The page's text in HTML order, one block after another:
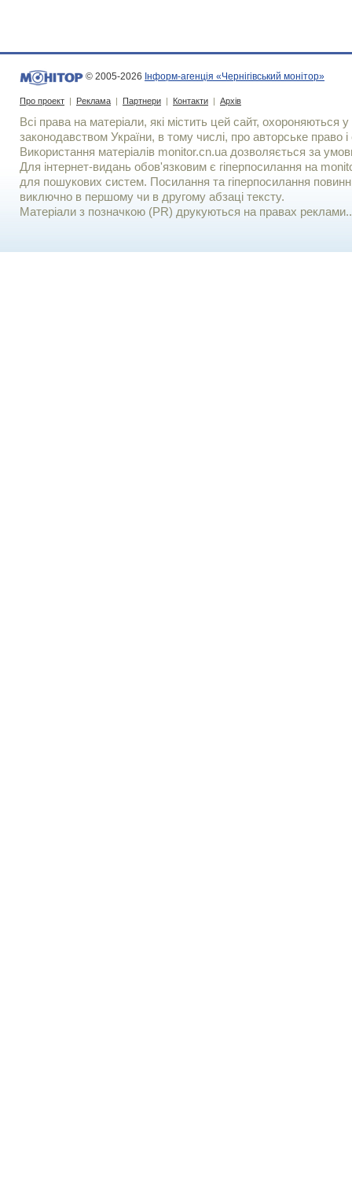
© 2005-2026 Інформ-агенція «Чернігівський монітор»
Про проект | Реклама | Партнери | Контакти | Архів
Всі права на матеріали, які містить цей сайт, охороняються у
законодавством України, в тому числі, про авторське право і
Використання матерiалiв monitor.cn.ua дозволяється за
Для iнтернет-видань обов'язковим є гiперпосилання на
для пошукових систем. Посилання та гіперпосилання
виключно в першому чи в другому абзаці тексту.
Матеріали з позначкою (PR) друкуються на правах реклами..